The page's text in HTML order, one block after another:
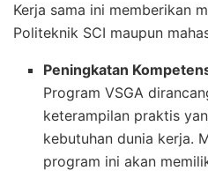
Kerja sama ini memberikan
Politeknik SCI maupun
Peningkatan
Program VSGA
keterampilan praktis
kebutuhan dunia kerja.
program ini akan